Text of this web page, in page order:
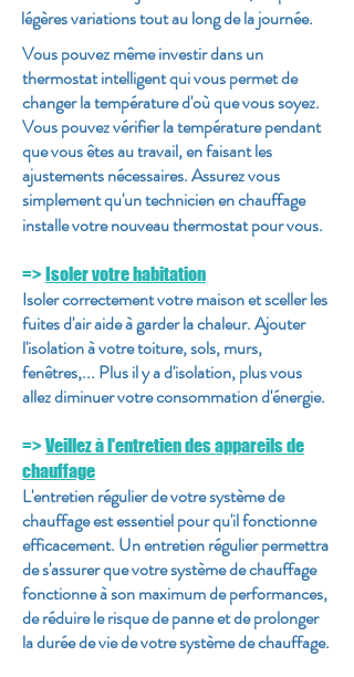
légères variations tout au long de la journée.
Vous pouvez même investir dans un
thermostat intelligent qui vous permet de
changer la température d'où que vous soyez.
Vous pouvez vérifier la température pendant
que vous êtes au travail, en faisant les
ajustements nécessaires. Assurez vous
simplement qu'un technicien en chauffage
installe votre nouveau thermostat pour vous.
=> Isoler votre habitation
Isoler correctement votre maison et sceller les
fuites d'air aide à garder la chaleur. Ajouter
l'isolation à votre toiture, sols, murs,
fenêtres,... Plus il y a d'isolation, plus vous
allez diminuer votre consommation d'énergie.
=> Veillez à l'entretien des appareils de
chauffage
L'entretien régulier de votre système de
chauffage est essentiel pour qu'il fonctionne
efficacement. Un entretien régulier permettra
de s'assurer que votre système de chauffage
fonctionne à son maximum de performances,
de réduire le risque de panne et de prolonger
la durée de vie de votre système de chauffage.